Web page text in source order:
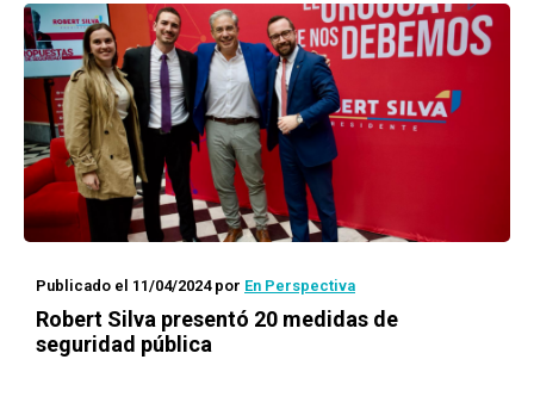
Publicado el 11/04/2024por En Perspectiva
Robert Silva presentó 20 medidas de
seguridad pública